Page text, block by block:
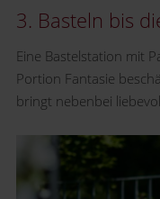
3. Basteln bis
Eine Bastelstation mit
Portion Fantasie
bringt nebenbei